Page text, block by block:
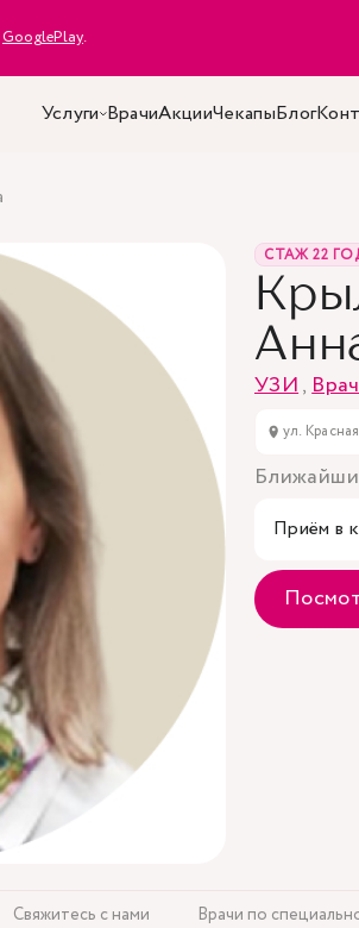
GooglePlay.
Услуги ВрачиАкцииЧекапыБлог
СТАЖ 22
УЗИ,
ул.
Приём в
Свяжитесь с нами Врачи по